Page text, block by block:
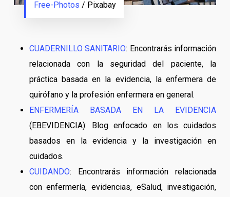
Free-Photos / Pixabay
CUADERNILLO SANITARIO: Encontrarás información
relacionada con la seguridad del paciente, la
práctica basada en la evidencia, la enfermera de
quirófano y la profesión enfermera en general.
ENFERMERÍA BASADA EN LA EVIDENCIA
(EBEVIDENCIA): Blog enfocado en los cuidados
basados en la evidencia y la investigación en
cuidados.
CUIDANDO: Encontrarás información relacionada
con enfermería, evidencias, eSalud, investigación,